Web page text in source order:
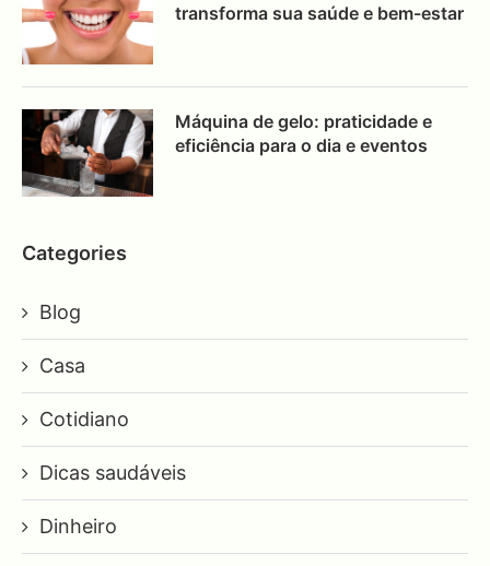
transforma sua saúde e bem-estar
Máquina de gelo: praticidade e
eficiência para o dia e eventos
Categories
Blog
Casa
Cotidiano
Dicas saudáveis
Dinheiro